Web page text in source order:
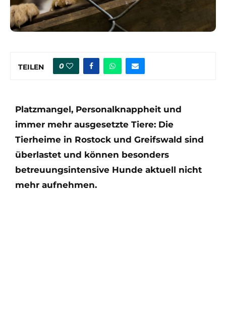
TEILEN 0
Platzmangel, Personalknappheit und
immer mehr ausgesetzte Tiere: Die
Tierheime in Rostock und Greifswald sind
überlastet und können besonders
betreuungsintensive Hunde aktuell nicht
mehr aufnehmen.